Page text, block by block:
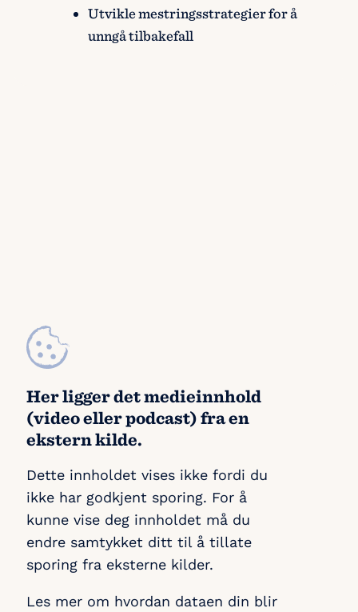
Utvikle mestringsstrategier for å
unngå tilbakefall
Her ligger det medieinnhold
(video eller podcast) fra en
ekstern kilde.
Dette innholdet vises ikke fordi du
ikke har godkjent sporing. For å
kunne vise deg innholdet må du
endre samtykket ditt til å tillate
sporing fra eksterne kilder.
Les mer om hvordan dataen din blir